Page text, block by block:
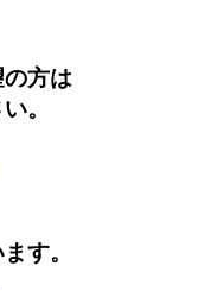
方は
。
す。